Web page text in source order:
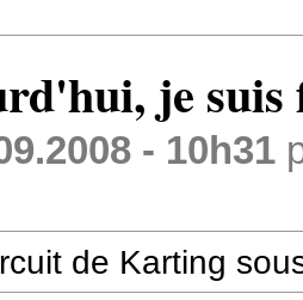
je suis
- 10h31
de Karting